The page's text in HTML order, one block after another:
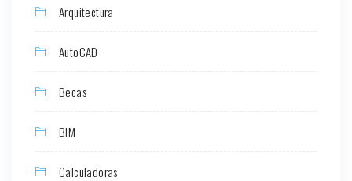
Arquitectura
AutoCAD
Becas
BIM
Calculadoras